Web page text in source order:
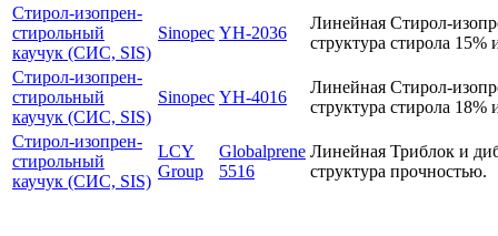
Стирол-изопрен-
стирольный
каучук (СИС, SIS)
Sinopec YH-2036
Линейная
структура
Стирол-
стирола 15%
Стирол-изопрен-
стирольный
каучук (СИС, SIS)
Sinopec YH-4016
Линейная
структура
Стирол-
стирола 18%
Стирол-изопрен-
стирольный
каучук (СИС, SIS)
LCY
Group
Globalprene
5516
Линейная
структура
Триблок и
прочностью.